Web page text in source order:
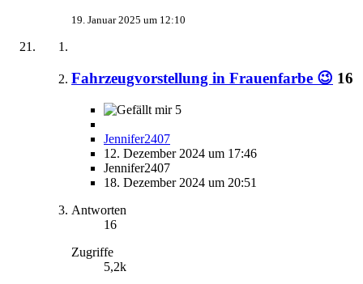
19. Januar 2025 um 12:10
Fahrzeugvorstellung in Frauenfarbe 😉 16
5
Jennifer2407
12. Dezember 2024 um 17:46
Jennifer2407
18. Dezember 2024 um 20:51
Antworten
16
Zugriffe
5,2k